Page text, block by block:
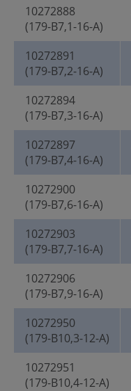
10272888
(179-B7,1-16-A)
10272891
(179-B7,2-16-A)
10272894
(179-B7,3-16-A)
10272897
(179-B7,4-16-A)
10272900
(179-B7,6-16-A)
10272903
(179-B7,7-16-A)
10272906
(179-B7,9-16-A)
10272950
(179-B10,3-12-A)
10272951
(179-B10,4-12-A)